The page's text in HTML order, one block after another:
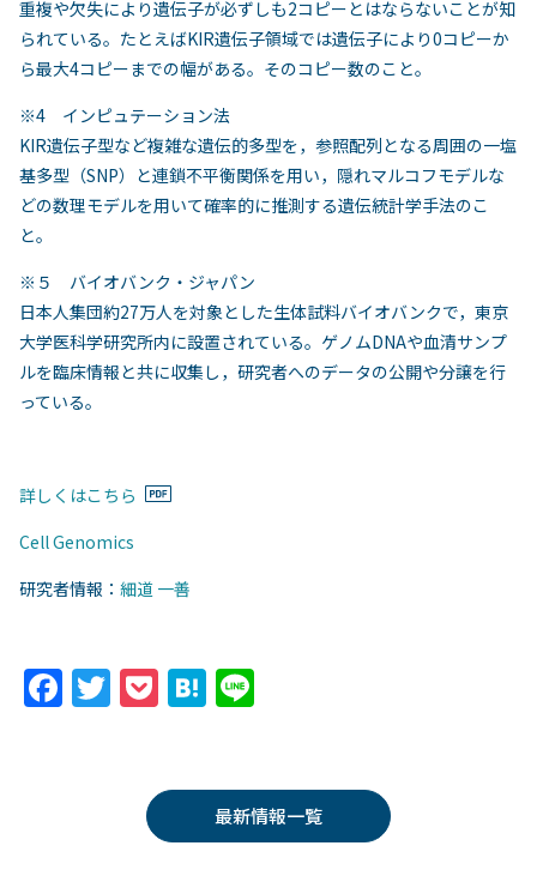
重複や欠失により遺伝子が必ずしも2コピーとはならないことが知
られている。たとえばKIR遺伝子領域では遺伝子により0コピーか
ら最大4コピーまでの幅がある。そのコピー数のこと。
※4 インピュテーション法
KIR遺伝子型など複雑な遺伝的多型を，参照配列となる周囲の一塩
基多型（SNP）と連鎖不平衡関係を用い，隠れマルコフモデルな
どの数理モデルを用いて確率的に推測する遺伝統計学手法のこ
と。
※５ バイオバンク・ジャパン
日本人集団約27万人を対象とした生体試料バイオバンクで，東京
大学医科学研究所内に設置されている。ゲノムDNAや血清サンプ
ルを臨床情報と共に収集し，研究者へのデータの公開や分譲を行
っている。
詳しくはこちら
Cell Genomics
研究者情報： 細道 一善
F T
er
P
k
et
H
n
a
最新情報一覧